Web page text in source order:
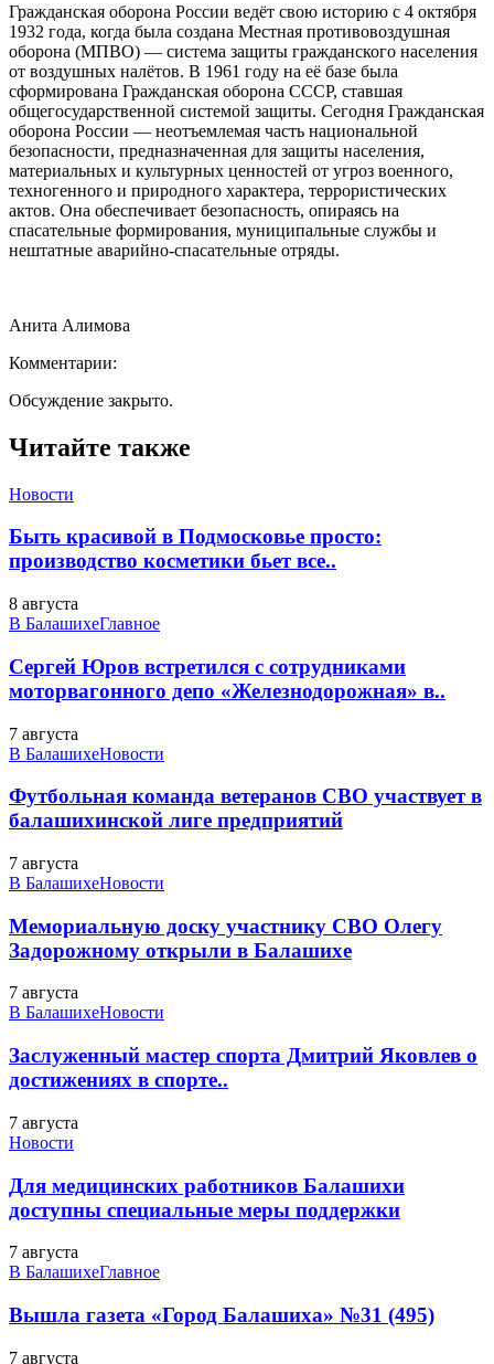
Гражданская оборона России ведёт свою историю с 4 октября
1932 года, когда была создана Местная противовоздушная
оборона (МПВО) — система защиты гражданского населения
от воздушных налётов. В 1961 году на её базе была
сформирована Гражданская оборона СССР, ставшая
общегосударственной системой защиты. Сегодня Гражданская
оборона России — неотъемлемая часть национальной
безопасности, предназначенная для защиты населения,
материальных и культурных ценностей от угроз военного,
техногенного и природного характера, террористических
актов. Она обеспечивает безопасность, опираясь на
спасательные формирования, муниципальные службы и
нештатные аварийно-спасательные отряды.
Анита Алимова
Комментарии:
Обсуждение закрыто.
Читайте также
Новости
Быть красивой в Подмосковье просто:
производство косметики бьет все..
8 августа
В БалашихеГлавное
Сергей Юров встретился с сотрудниками
моторвагонного депо «Железнодорожная» в..
7 августа
В БалашихеНовости
Футбольная команда ветеранов СВО участвует в
балашихинской лиге предприятий
7 августа
В БалашихеНовости
Мемориальную доску участнику СВО Олегу
Задорожному открыли в Балашихе
7 августа
В БалашихеНовости
Заслуженный мастер спорта Дмитрий Яковлев о
достижениях в спорте..
7 августа
Новости
Для медицинских работников Балашихи
доступны специальные меры поддержки
7 августа
В БалашихеГлавное
Вышла газета «Город Балашиха» №31 (495)
7 августа